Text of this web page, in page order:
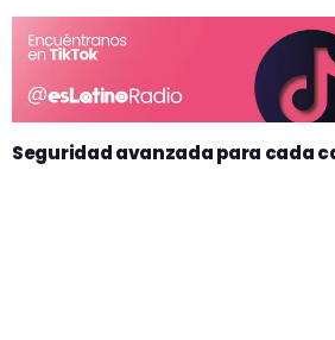
Seguridad avanzada para cada